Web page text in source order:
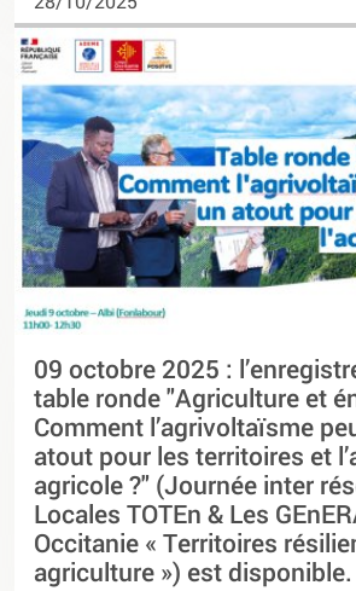
09 octobre 2025 :
table ronde "Agriculture et
Comment l’agrivoltaïsme
atout pour les territoires et
agricole ?" (Journée inter
Locales TOTEn & Les
Occitanie « Territoires
agriculture ») est disponible.